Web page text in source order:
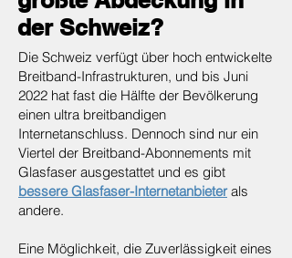
der Schweiz?
Die Schweiz verfügt über hoch entwickelte
Breitband-Infrastrukturen, und bis Juni
2022 hat fast die Hälfte der Bevölkerung
einen ultra breitbandigen
Internetanschluss. Dennoch sind nur ein
Viertel der Breitband-Abonnements mit
Glasfaser ausgestattet und es gibt
bessere Glasfaser-Internetanbieterals
andere.
Eine Möglichkeit, die Zuverlässigkeit eines